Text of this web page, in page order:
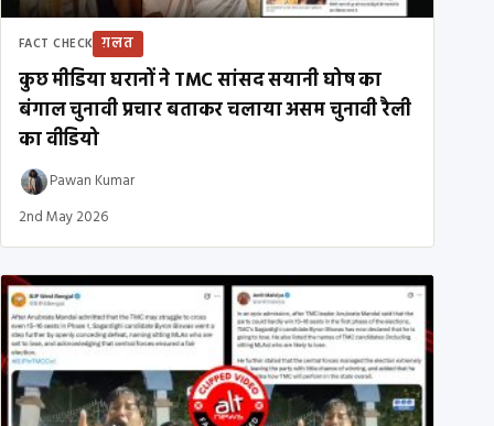
FACT CHECK ग़लत
कुछ मीडिया घरानों ने TMC सांसद सयानी घोष का
बंगाल चुनावी प्रचार बताकर चलाया असम चुनावी रैली
का वीडियो
Pawan Kumar
2nd May 2026